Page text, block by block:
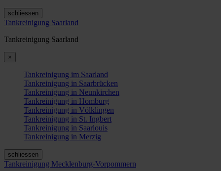
schliessen
Tankreinigung Saarland
Tankreinigung Saarland
×
Tankreinigung im Saarland
Tankreinigung in Saarbrücken
Tankreinigung in Neunkirchen
Tankreinigung in Homburg
Tankreinigung in Völklingen
Tankreinigung in St. Ingbert
Tankreinigung in Saarlouis
Tankreinigung in Merzig
schliessen
Tankreinigung Mecklenburg-Vorpommern